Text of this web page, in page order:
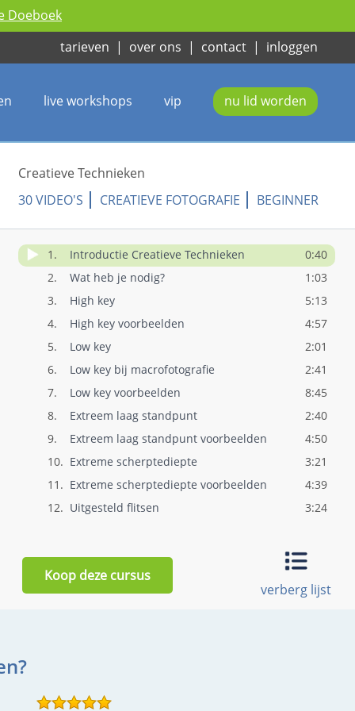
Doeboek
tarieven | over ons | contact | inloggen
nu lid worden
vip
live workshops
Creatieve Technieken
30 VIDEO'S
CREATIEVE FOTOGRAFIE BEGINNER
1. Introductie Creatieve Technieken
0:40
2.
Wat heb je nodig?
1:03
3.
High key
5:13
4.
High key voorbeelden
4:57
5.
Low key
2:01
6.
Low key bij macrofotografie
2:41
7.
Low key voorbeelden
8:45
8.
Extreem laag standpunt
2:40
9.
Extreem laag standpunt voorbeelden
4:50
10. Extreme scherptediepte
3:21
11. Extreme scherptediepte voorbeelden
4:39
12. Uitgesteld flitsen
3:24
14. Uitgesteld flitsen voorbeelden
5:58
15. Bokeh bubbels
8:05
20.
Meer meervoudige belichting
Koop deze cursus
verberg lijst